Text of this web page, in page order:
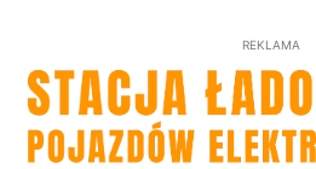
REKLAMA